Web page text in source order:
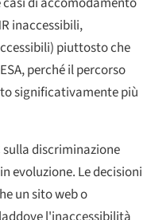
inaccessibili,
piuttosto che
perché il percorso
significativamente più
sulla discriminazione
evoluzione. Le decisioni
un sito web o